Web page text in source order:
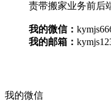
责带搬家业务前后
我的微信：
我的邮箱：
我的微信